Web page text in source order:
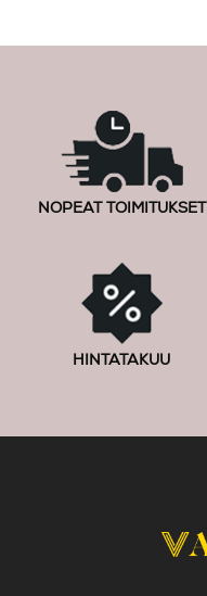
NOPEAT TOIMITUKSET
HINTATAKUU